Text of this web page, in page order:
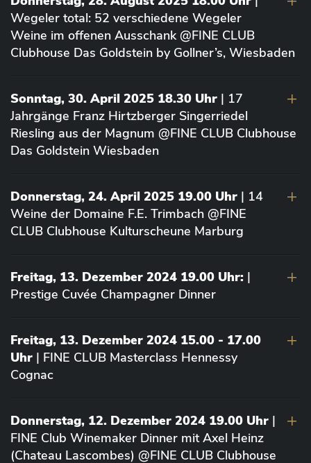
Wegeler total: 52 verschiedene Wegeler
Weine im offenen Ausschank @FINE CLUB
Clubhouse Das Goldstein by Gollner’s, Wiesbaden
Sonntag, 30. April 2025 18.30 Uhr | 17
Jahrgänge Franz Hirtzberger Singerriedel
Riesling aus der Magnum @FINE CLUB Clubhouse
Das Goldstein Wiesbaden
Donnerstag, 24. April 2025 19.00 Uhr | 14
Weine der Domaine F.E. Trimbach @FINE
CLUB Clubhouse Kulturscheune Marburg
Freitag, 13. Dezember 2024 19.00 Uhr: |
Prestige Cuvée Champagner Dinner
Freitag, 13. Dezember 2024 15.00 - 17.00
Uhr | FINE CLUB Masterclass Hennessy
Cognac
Donnerstag, 12. Dezember 2024 19.00 Uhr |
FINE Club Winemaker Dinner mit Axel Heinz
(Chateau Lascombes) @FINE CLUB Clubhouse